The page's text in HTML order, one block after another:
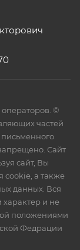
©
частей
Сайт
сайт, Вы
cookie, а также
данных. Вся
и не
положениями
Федрации